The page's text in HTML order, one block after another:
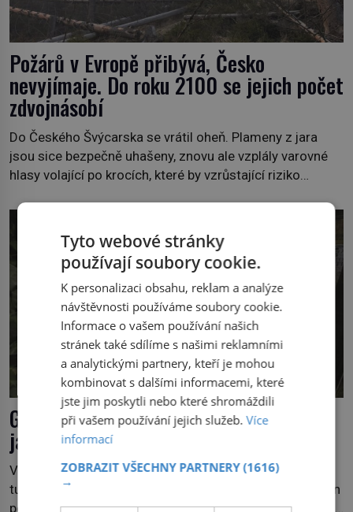
Požárů v Evropě přibývá, Česko
nevyjímaje. Do roku 2100 se jejich počet
zdvojnásobí
Do Českého Švýcarska se vrátil oheň. Plameny z jara
jsou sice bezpečně uhašeny, znovu ale vzplály varovné
hlasy volající po krocích, které by vzrůstající riziko
požáry už nejsou problémem pouze vzdáleného
Středomoří. S oteplujícím se klimatem, vysušenou
krajinou a desetiletími lidských zásahů se z nich stává
nový evropský normál […]
Gympie-gympie: Rostlina, která pálí
jako kyselina
Výlet do australské přírody může na věci neznalého
turistu působit jako idyla – žádné velké šelmy, možná jen
pozor na hady. Jenže také na jedovaté pavouky a štíry a
Tyto webové stránky
používají soubory cookie.
K personalizaci obsahu, reklam a analýze
návštěvnosti používáme soubory cookie.
Informace o vašem používání našich
stránek také sdílíme s našimi reklamními
a analytickými partnery, kteří je mohou
kombinovat s dalšími informacemi, které
jste jim poskytli nebo které shromáždili
při vašem používání jejich služeb.Více
informací
ZOBRAZIT VŠECHNY PARTNERY(1616)
→